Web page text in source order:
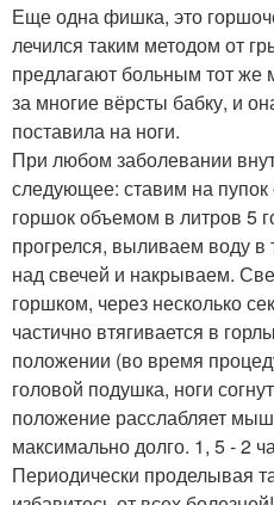
Еще одна фишка, это
лечился таким методом от
предлагают больным тот же
за многие вёрсты бабку, и
поставила на ноги.
При любом заболевании
следующее: ставим на пупок
горшок объемом в литров 5
прогрелся, выливаем воду в
над свечей и накрываем.
горшком, через несколько
частично втягивается в
положении (во время
головой подушка, ноги
положение расслабляет
максимально долго. 1, 5 - 2
Периодически проделывая